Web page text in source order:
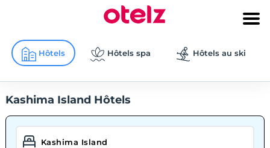
Hôtels Hôtels spa Hôtels au ski
Kashima Island Hôtels